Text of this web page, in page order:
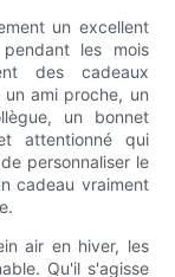
un excellent
les mois
des cadeaux
ami proche, un
un bonnet
attentionné qui
personnaliser le
cadeau vraiment
air en hiver, les
Qu'il s'agisse